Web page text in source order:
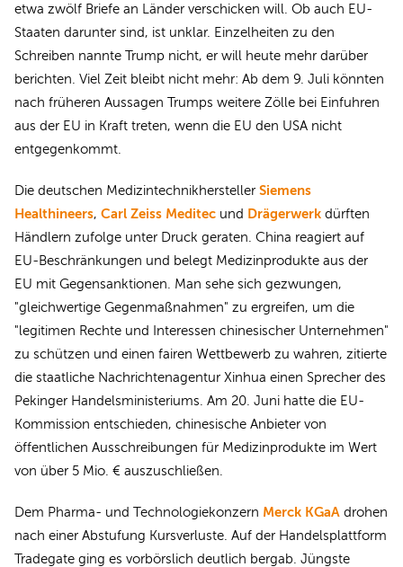
etwa zwölf Briefe an Länder verschicken will. Ob auch EU-
Staaten darunter sind, ist unklar. Einzelheiten zu den
Schreiben nannte Trump nicht, er will heute mehr darüber
berichten. Viel Zeit bleibt nicht mehr: Ab dem 9. Juli könnten
nach früheren Aussagen Trumps weitere Zölle bei Einfuhren
aus der EU in Kraft treten, wenn die EU den USA nicht
entgegenkommt.
Die deutschen Medizintechnikhersteller Siemens
Healthineers, Carl Zeiss Meditec und Drägerwerk dürften
Händlern zufolge unter Druck geraten. China reagiert auf
EU-Beschränkungen und belegt Medizinprodukte aus der
EU mit Gegensanktionen. Man sehe sich gezwungen,
"gleichwertige Gegenmaßnahmen" zu ergreifen, um die
"legitimen Rechte und Interessen chinesischer Unternehmen"
zu schützen und einen fairen Wettbewerb zu wahren, zitierte
die staatliche Nachrichtenagentur Xinhua einen Sprecher des
Pekinger Handelsministeriums. Am 20. Juni hatte die EU-
Kommission entschieden, chinesische Anbieter von
öffentlichen Ausschreibungen für Medizinprodukte im Wert
von über 5 Mio. € auszuschließen.
Dem Pharma- und Technologiekonzern Merck KGaA drohen
nach einer Abstufung Kursverluste. Auf der Handelsplattform
Tradegate ging es vorbörslich deutlich bergab. Jüngste